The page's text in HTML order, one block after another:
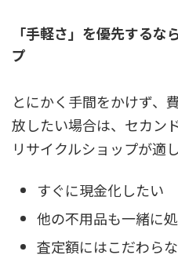
「手軽さ」を優先するな
プ
とにかく手間をかけず、
放したい場合は、セカン
リサイクルショップが適
すぐに現金化したい
他の不用品も一緒に
査定額にはこだわら